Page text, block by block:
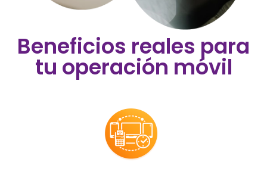
Beneficios reales para
tu operación móvil